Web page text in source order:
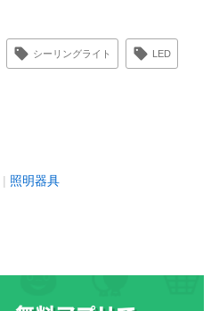
シーリングライト LED
照明器具